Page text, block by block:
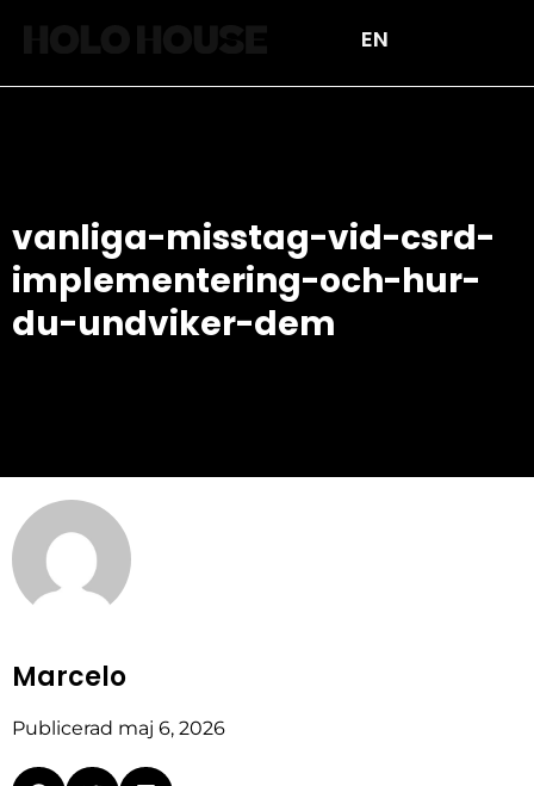
EN
vanliga-misstag-vid-csrd-
implementering-och-hur-
du-undviker-dem
Marcelo
Publicerad maj 6, 2026